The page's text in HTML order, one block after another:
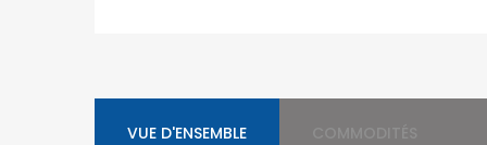
VUE D'ENSEMBLE